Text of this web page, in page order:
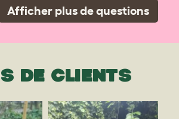
Afficher plus de questions
DE CLIENTS